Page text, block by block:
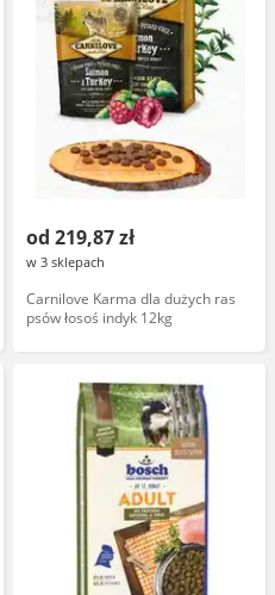
od 219,87 zł
w 3 sklepach
Carnilove Karma dla dużych ras
psów łosoś indyk 12kg